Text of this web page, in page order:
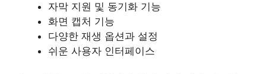
자막 지원 및 동기화 기능
화면 캡처 기능
다양한 재생 옵션과 설정
쉬운 사용자 인터페이스